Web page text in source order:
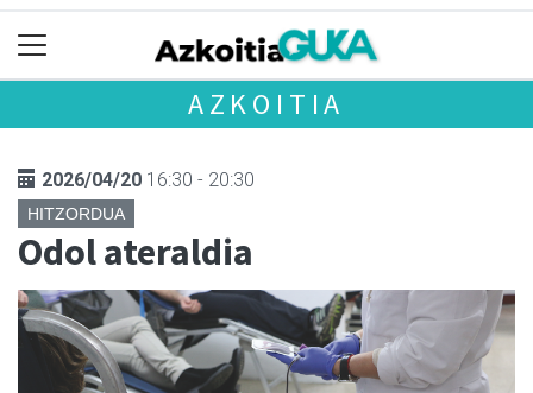
AZKOITIA
2026/04/20 16:30 - 20:30
HITZORDUA
Odol ateraldia